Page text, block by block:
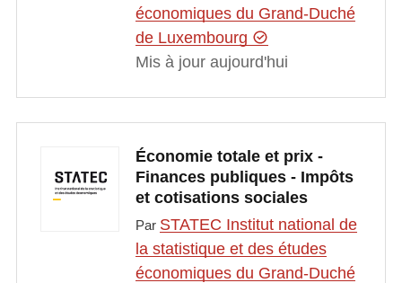
économiques du Grand-Duché
de Luxembourg
Mis à jour aujourd'hui
Économie totale et prix -
Finances publiques - Impôts
et cotisations sociales
Par STATEC Institut national de
la statistique et des études
économiques du Grand-Duché